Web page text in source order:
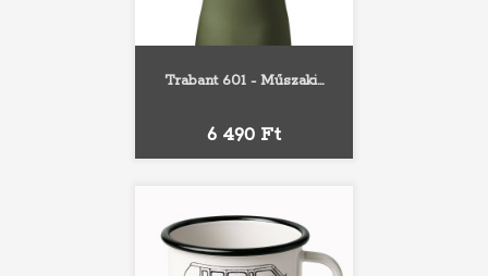
Trabant 601 - Műszaki...
Ár
6 490 Ft